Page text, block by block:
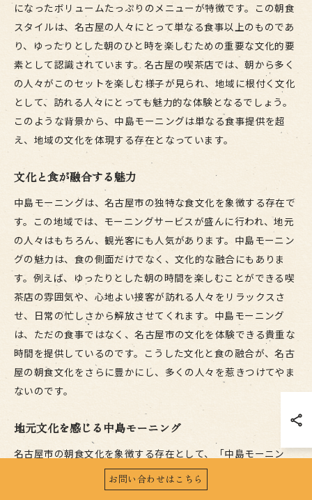
になったボリュームたっぷりのメニューが特徴です。この朝食
スタイルは、名古屋の人々にとって単なる食事以上のものであ
り、ゆったりとした朝のひと時を楽しむための重要な文化的要
素として認識されています。名古屋の喫茶店では、朝から多く
の人々がこのセットを楽しむ様子が見られ、地域に根付く文化
として、訪れる人々にとっても魅力的な体験となるでしょう。
このような背景から、中島モーニングは単なる食事提供を超
え、地域の文化を体現する存在となっています。
文化と食が融合する魅力
中島モーニングは、名古屋市の独特な食文化を象徴する存在で
す。この地域では、モーニングサービスが盛んに行われ、地元
の人々はもちろん、観光客にも人気があります。中島モーニン
グの魅力は、食の側面だけでなく、文化的な融合にもありま
す。例えば、ゆったりとした朝の時間を楽しむことができる喫
茶店の雰囲気や、心地よい接客が訪れる人々をリラックスさ
せ、日常の忙しさから解放させてくれます。中島モーニング
は、ただの食事ではなく、名古屋市の文化を体験できる貴重な
時間を提供しているのです。こうした文化と食の融合が、名古
屋の朝食文化をさらに豊かにし、多くの人々を惹きつけてやま
ないのです。
地元文化を感じる中島モーニング
名古屋市の朝食文化を象徴する存在として、「中島モーニン
グ」は欠かせません。地元の人々に愛されるこのモーニング
は、単なる食事を超え、地域社会と深く結びついた存在です。
お問い合わせはこちら